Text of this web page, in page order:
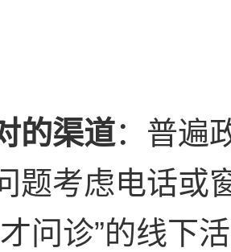
的渠道：普遍
题考虑电话或
问诊”的线下